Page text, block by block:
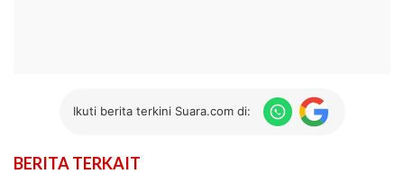
Ikuti berita terkini Suara.com di:
BERITA TERKAIT